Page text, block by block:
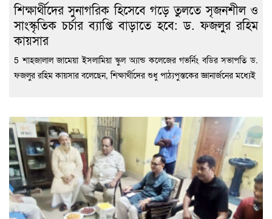
শিক্ষার্থীদের সুনাগরিক হিসেবে গড়ে তুলতে সৃজনশীল ও
সাংস্কৃতিক চর্চার ব্যাপ্তি বাড়াতে হবে: ড. ফজলুর রহিম
কায়সার
5 শাহজালাল জামেয়া ইসলামিয়া স্কুল অ্যান্ড কলেজের গভর্নিং বডির সভাপতি ড.
ফজলুর রহিম কায়সার বলেছেন, শিক্ষার্থীদের শুধু পাঠ্যপুস্তকের জ্ঞানার্জনের মধ্যেই